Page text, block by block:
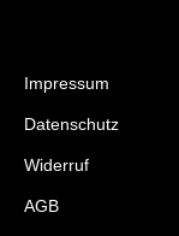
Impressum
Datenschutz
Widerruf
AGB